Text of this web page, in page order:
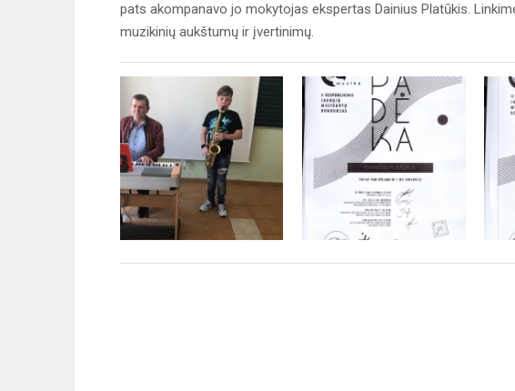
pats akompanavo jo mokytojas ekspertas Dainius Platūkis.
muzikinių aukštumų ir įvertinimų.